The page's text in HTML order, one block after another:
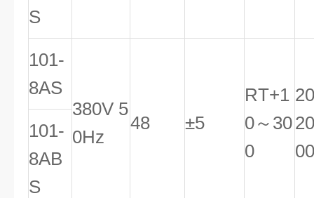
S
101-
8AS
380V 5
0Hz
48 ±5
RT+1
0～30
0
00
101-
8AB
S